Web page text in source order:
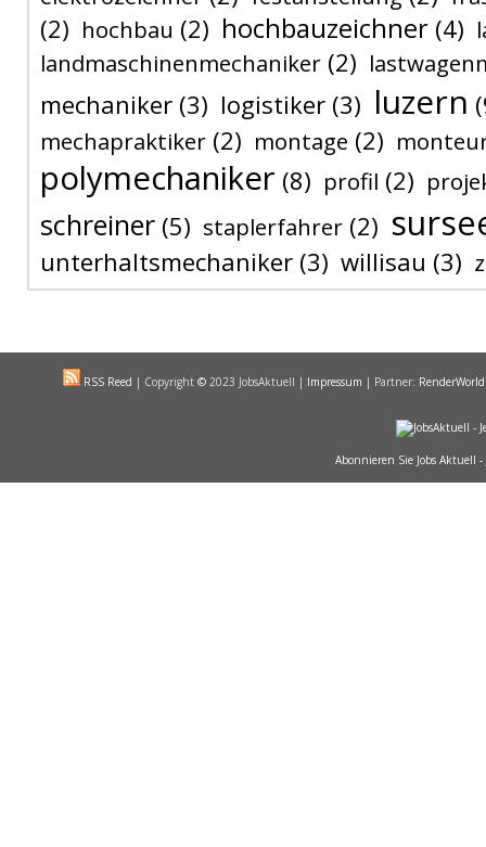
(2) hochbau (2) hochbauzeichner (4)
landmaschinenmechaniker (2)
mechaniker (3) logistiker (3) luzern
mechapraktiker (2) montage (2)
polymechaniker (8) profil (2)
schreiner (5) staplerfahrer (2)
unterhaltsmechaniker (3) willisau (3)
RSS Reed | Copyright © 2023 JobsAktuell | Impressum | Partner: RenderWorld
Abonnieren Sie Jobs Aktuell